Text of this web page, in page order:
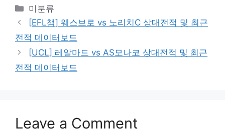
Categories
미분류
[EFL챔] 웨스브로 vs 노리치C 상대전적 및 최근
전적 데이터보드
[UCL] 레알마드 vs AS모나코 상대전적 및 최근
전적 데이터보드
Leave a Comment